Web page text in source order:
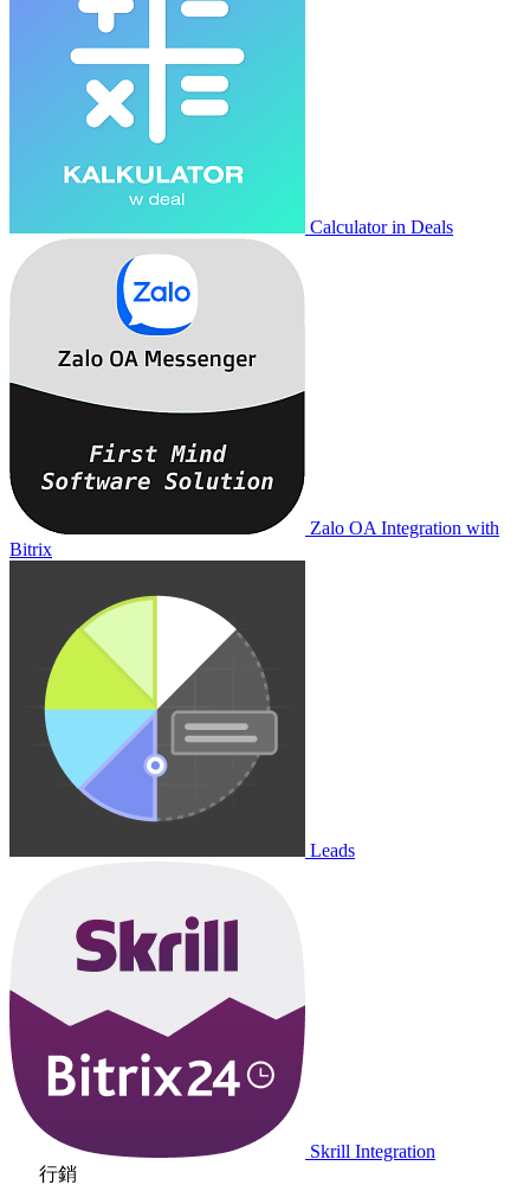
Calculator in Deals
Zalo OA Integration with
Bitrix
Leads
Skrill Integration
行銷